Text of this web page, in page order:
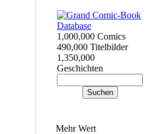
1,000,000 Comics
490,000 Titelbilder
1,350,000
Geschichten
Mehr Wert